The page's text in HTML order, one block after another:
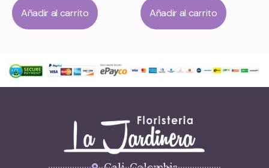
Añadir al carrito Añadir al carrito